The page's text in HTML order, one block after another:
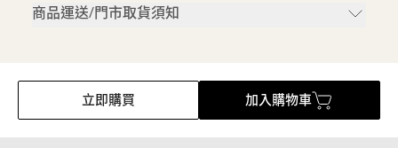
商品運送/門市取貨須知
立即購買 加入購物車